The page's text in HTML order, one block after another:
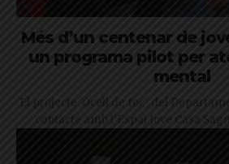
Més d’un centenar de
un programa pilot per
mental
El projecte 'Ocell de foc', del
contacte amb l'Espai Jove Casa